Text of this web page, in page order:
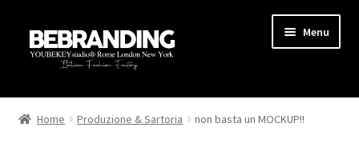
Menu
HOME
Home Produzione & Sartoria non basta un MOCKUP!!